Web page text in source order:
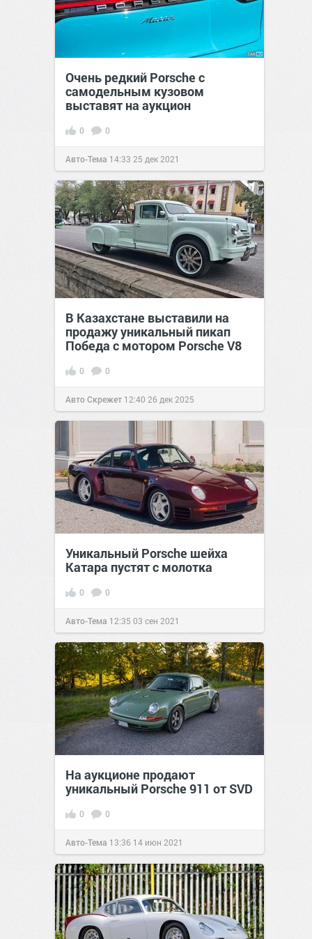
Очень редкий Porsche с
самодельным кузовом
выставят на аукцион
0 0
Авто-Тема 14:33 25 дек 2021
В Казахстане выставили на
продажу уникальный пикап
Победа с мотором Porsche V8
0 0
Авто Скрежет 12:40 26 дек 2025
Уникальный Porsche шейха
Катара пустят с молотка
0 0
Авто-Тема 12:35 03 сен 2021
На аукционе продают
уникальный Porsche 911 от SVD
0 0
Авто-Тема 13:36 14 июн 2021